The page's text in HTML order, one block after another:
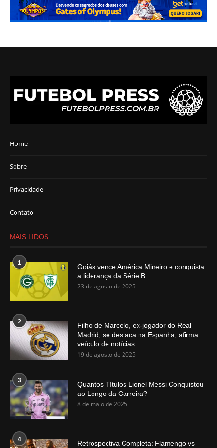
Home
Sobre
Privacidade
Contato
MAIS LIDOS
1
Goiás vence América Mineiro e conquista
a liderança da Série B
23 de agosto de 2025
2
Filho de Marcelo, ex-jogador do Real
Madrid, se destaca na Espanha, afirma
veículo de notícias.
19 de agosto de 2025
3
Quantos Títulos Lionel Messi Conquistou
ao Longo da Carreira?
8 de maio de 2025
4
Retrospectiva Completa: Flamengo vs